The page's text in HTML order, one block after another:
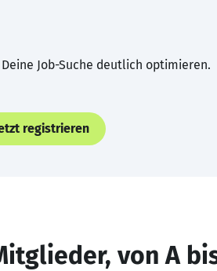
Job-Suche deutlich optimieren.
registrieren
von A